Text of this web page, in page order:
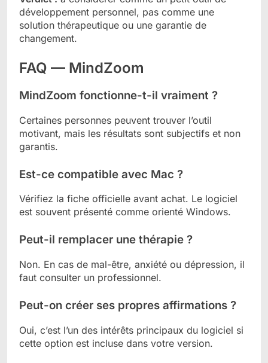
développement personnel, pas comme une
solution thérapeutique ou une garantie de
changement.
FAQ — MindZoom
MindZoom fonctionne-t-il vraiment ?
Certaines personnes peuvent trouver l’outil
motivant, mais les résultats sont subjectifs et non
garantis.
Est-ce compatible avec Mac ?
Vérifiez la fiche officielle avant achat. Le logiciel
est souvent présenté comme orienté Windows.
Peut-il remplacer une thérapie ?
Non. En cas de mal-être, anxiété ou dépression, il
faut consulter un professionnel.
Peut-on créer ses propres affirmations ?
Oui, c’est l’un des intérêts principaux du logiciel si
cette option est incluse dans votre version.